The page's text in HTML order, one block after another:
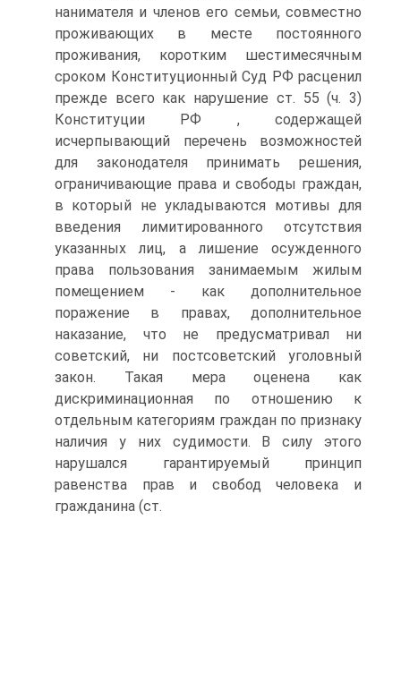
нанимателя и членов его семьи, совместно
проживающих в месте постоянного
проживания, коротким шестимесячным
сроком Конституционный Суд РФ расценил
прежде всего как нарушение ст. 55 (ч. 3)
Конституции РФ , содержащей
исчерпывающий перечень возможностей
для законодателя принимать решения,
ограничивающие права и свободы граждан,
в который не укладываются мотивы для
введения лимитированного отсутствия
указанных лиц, а лишение осужденного
права пользования занимаемым жилым
помещением - как дополнительное
поражение в правах, дополнительное
наказание, что не предусматривал ни
советский, ни постсоветский уголовный
закон. Такая мера оценена как
дискриминационная по отношению к
отдельным категориям граждан по признаку
наличия у них судимости. В силу этого
нарушался гарантируемый принцип
равенства прав и свобод человека и
гражданина (ст.